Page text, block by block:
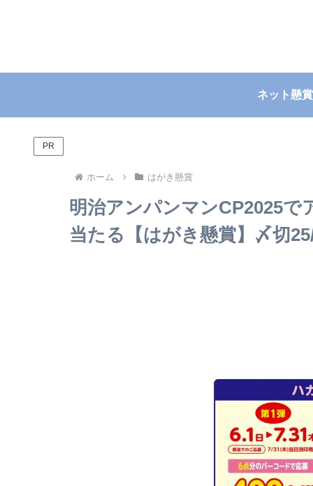
ネット懸賞
PR
ホーム はがき懸賞
明治アンパンマンCP2025で
当たる【はがき懸賞】〆切